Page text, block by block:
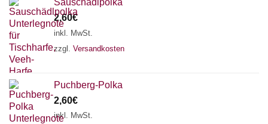
Sauschädlpolka
2,60€
inkl. MwSt.
zzgl. Versandkosten
Puchberg-Polka
2,60€
inkl. MwSt.